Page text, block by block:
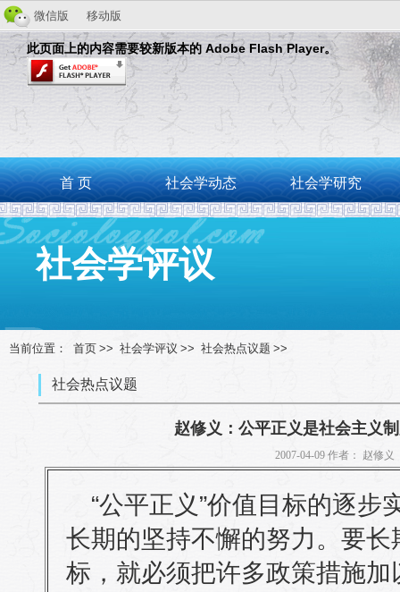
微信版 移动版
此页面上的内容需要较新版本的 Adobe Flash Player。
首 页 社会学动态 社会学研究
社会学评议
当前位置： 首页 >> 社会学评议 >> 社会热点议题 >>
社会热点议题
赵修义：公平正义是社会主义
2007-04-09 作者： 赵修义
“公平正义”价值目标的逐
长期的坚持不懈的努力。要
标，就必须把许多政策措施